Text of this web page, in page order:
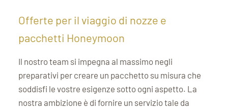
Offerte per il viaggio di nozze e
pacchetti Honeymoon
Il nostro team si impegna al massimo negli
preparativi per creare un pacchetto su misura che
soddisfi le vostre esigenze sotto ogni aspetto. La
nostra ambizione è di fornire un servizio tale da